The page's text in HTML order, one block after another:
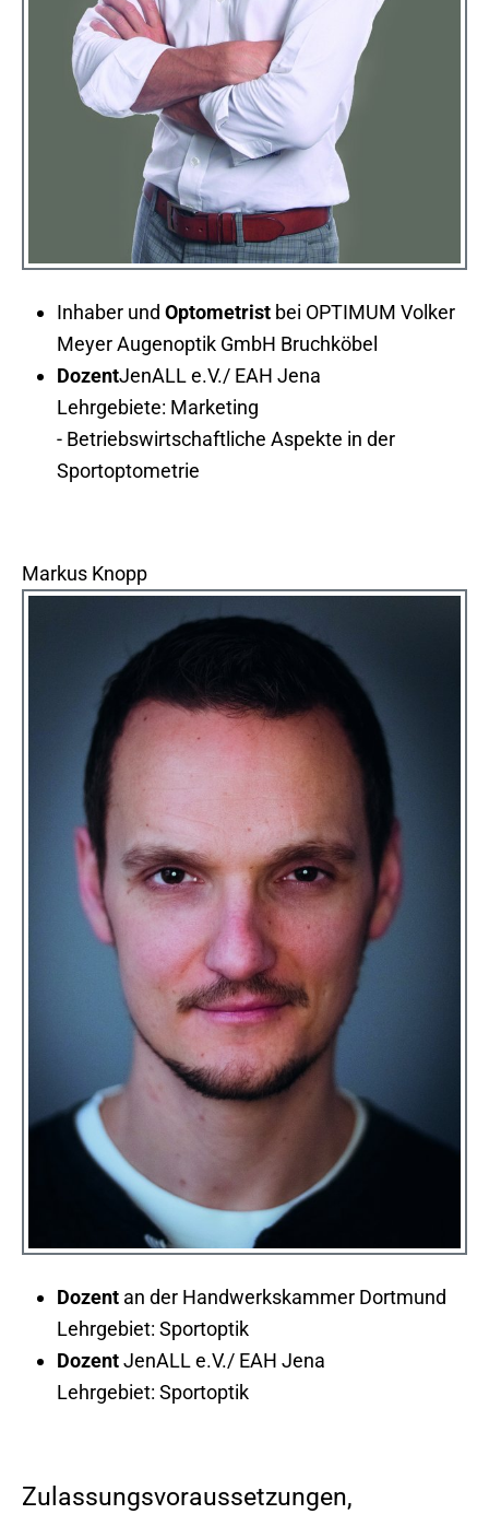
Inhaber und Optometrist bei OPTIMUM Volker
Meyer Augenoptik GmbH Bruchköbel
DozentJenALL e.V./ EAH Jena
Lehrgebiete: Marketing
- Betriebswirtschaftliche Aspekte in der
Sportoptometrie
Markus Knopp
Dozent an der Handwerkskammer Dortmund
Lehrgebiet: Sportoptik
DozentJenALL e.V./ EAH Jena
Lehrgebiet: Sportoptik
Zulassungsvoraussetzungen,